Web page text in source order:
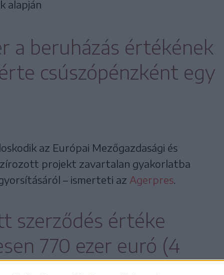
alapján
a beruházás értékének
csúszópénzként egy
az Európai Mezőgazdasági és
projekt zavartalan gyakorlatba
– ismerteti az Agerpres.
szerződés értéke
770 ezer euró (4